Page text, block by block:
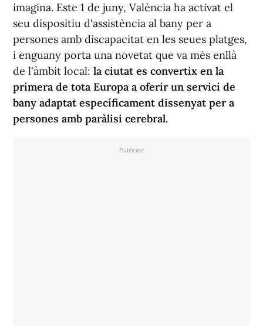
imagina. Este 1 de juny, València ha activat el
seu dispositiu d'assistència al bany per a
persones amb discapacitat en les seues platges,
i enguany porta una novetat que va més enllà
de l'àmbit local: la ciutat es convertix en la
primera de tota Europa a oferir un servici de
bany adaptat específicament dissenyat per a
persones amb paràlisi cerebral.